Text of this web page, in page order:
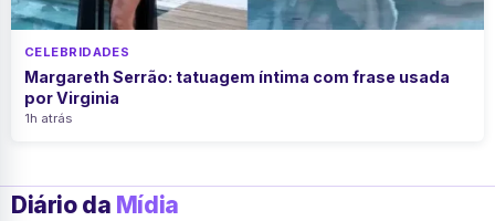
CELEBRIDADES
Margareth Serrão: tatuagem íntima com frase usada
por Virginia
1h atrás
Diário da Mídia